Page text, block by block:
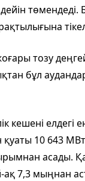
тозу
бұл
елдегі
қуаты 10 643
асады.
ақ 7,3 мыңнан